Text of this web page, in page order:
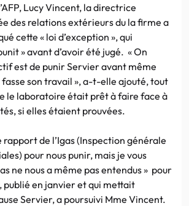
Lucy Vincent, la directrice
des relations extérieurs du la firme a
cette « loi d’exception », qui
» avant d’avoir été jugé. « On
est de punir Servier avant même
fasse son travail », a-t-elle ajouté, tout
le laboratoire était prêt à faire face à
si elles étaient prouvées.
rapport de l’Igas (Inspection générale
pour nous punir, mais je vous
ne nous a même pas entendus » pour
en janvier et qui mettait
Servier, a poursuivi Mme Vincent.